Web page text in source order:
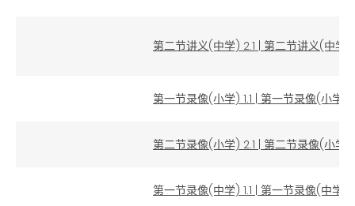
第二节讲义(中学) 2.1 | 第二节讲义(中学)
第一节录像(小学) 1.1 | 第一节录像(小学)
第二节录像(小学) 2.1 | 第二节录像(小学)
第一节录像(中学) 1.1 | 第一节录像(中学)